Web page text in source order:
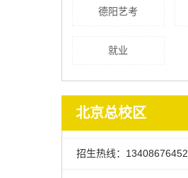
德阳艺考
就业
北京总校区
招生热线：13408676452